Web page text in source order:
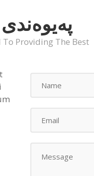
پەیوەندی
Providing The Best